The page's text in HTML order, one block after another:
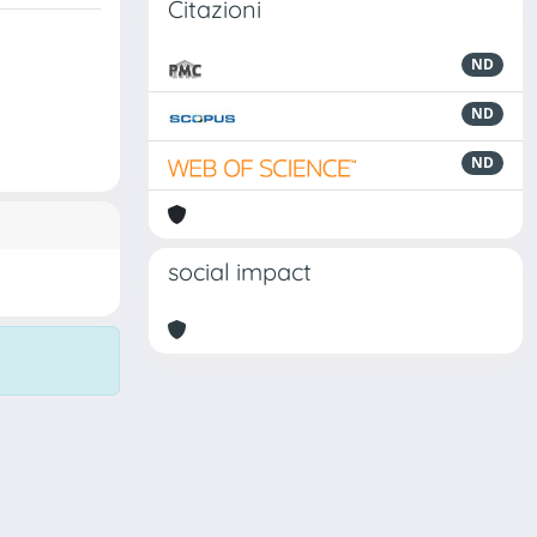
Citazioni
ND
ND
ND
social impact